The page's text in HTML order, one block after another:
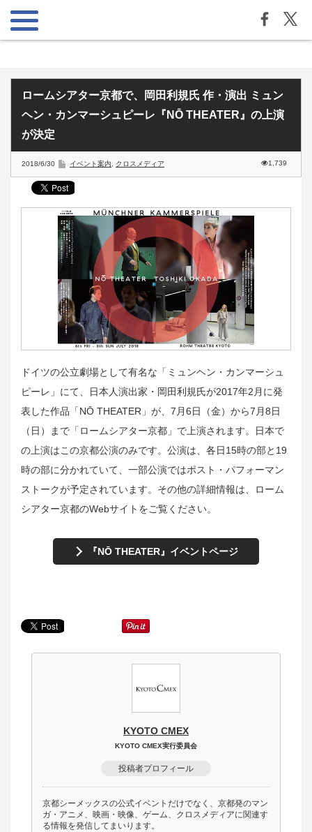
ロームシアター京都で、岡田利規氏 作・演出 ミュン
ヘン・カンマーシュピーレ『NŌ THEATER』の上演
が決定
2018/6/30 イベント案内 クロスメディア 1,739
ドイツの公立劇場として有名な「ミュンヘン・カンマーシュ
ピーレ」にて、日本人演出家・岡田利規氏が2017年2月に発
表した作品「NŌ THEATER」が、7月6日（金）から7月8日
（日）まで「ロームシアター京都」で上演されます。日本で
の上演はこの京都公演のみです。公演は、各日15時の部と19
時の部に分かれていて、一部公演ではポスト・パフォーマン
ストークが予定されています。その他の詳細情報は、ローム
シアター京都のWebサイトをご覧ください。
『NŌ THEATER』イベントページ
KYOTO CMEX
KYOTO CMEX実行委員会
投稿者プロフィール
京都シーメックスの公式イベントだけでなく、京都発のマン
ガ・アニメ、映画・映像、ゲーム、クロスメディアに関連す
る情報を発信してまいります。